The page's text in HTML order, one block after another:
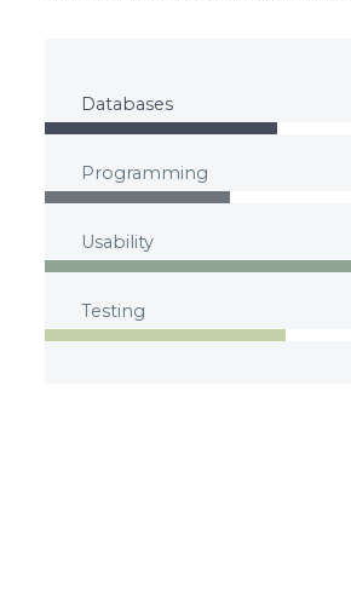
Databases
Programming
Usability
Testing